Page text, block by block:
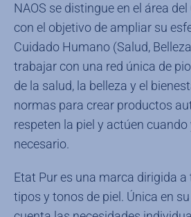
NAOS se distingue en el área
con el objetivo de ampliar su
Cuidado Humano (Salud,
trabajar con una red única de
de la salud, la belleza y el
normas para crear productos
respeten la piel y actúen cuando
necesario.
Etat Pur es una marca dirigida
tipos y tonos de piel. Única en